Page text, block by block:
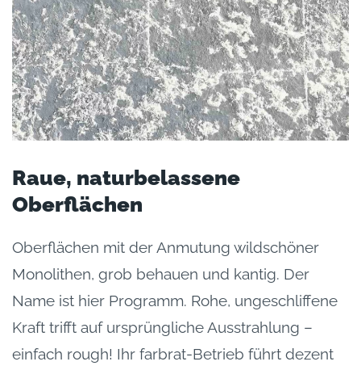
Raue, naturbelassene
Oberflächen
Oberflächen mit der Anmutung wildschöner
Monolithen, grob behauen und kantig. Der
Name ist hier Programm. Rohe, ungeschliffene
Kraft trifft auf ursprüngliche Ausstrahlung –
einfach rough! Ihr farbrat-Betrieb führt dezent